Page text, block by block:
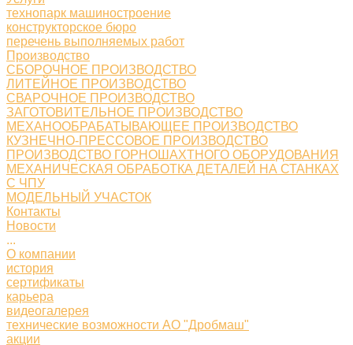
технопарк машиностроение
конструкторское бюро
перечень выполняемых работ
Производство
СБОРОЧНОЕ ПРОИЗВОДСТВО
ЛИТЕЙНОЕ ПРОИЗВОДСТВО
СВАРОЧНОЕ ПРОИЗВОДСТВО
ЗАГОТОВИТЕЛЬНОЕ ПРОИЗВОДСТВО
МЕХАНООБРАБАТЫВАЮЩЕЕ ПРОИЗВОДСТВО
КУЗНЕЧНО-ПРЕССОВОЕ ПРОИЗВОДСТВО
ПРОИЗВОДСТВО ГОРНОШАХТНОГО ОБОРУДОВАНИЯ
МЕХАНИЧЕСКАЯ ОБРАБОТКА ДЕТАЛЕЙ НА СТАНКАХ
С ЧПУ
МОДЕЛЬНЫЙ УЧАСТОК
Контакты
Новости
...
О компании
история
сертификаты
карьера
видеогалерея
технические возможности АО "Дробмаш"
акции